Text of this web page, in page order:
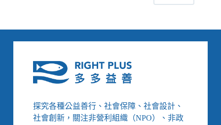
與
陪
探究各種公益善行、社會保障、社會設計、
社會創新，關注非營利組織（NPO）、非政